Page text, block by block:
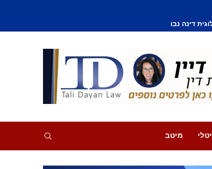
נפצע קל
מיטב